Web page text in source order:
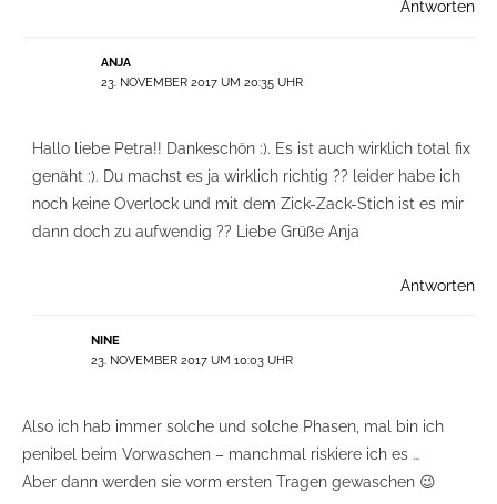
Antworten
ANJA
23. NOVEMBER 2017 UM 20:35 UHR
Hallo liebe Petra!! Dankeschön :). Es ist auch wirklich total fix
genäht :). Du machst es ja wirklich richtig ?? leider habe ich
noch keine Overlock und mit dem Zick-Zack-Stich ist es mir
dann doch zu aufwendig ?? Liebe Grüße Anja
Antworten
NINE
23. NOVEMBER 2017 UM 10:03 UHR
Also ich hab immer solche und solche Phasen, mal bin ich
penibel beim Vorwaschen – manchmal riskiere ich es …
Aber dann werden sie vorm ersten Tragen gewaschen 😉